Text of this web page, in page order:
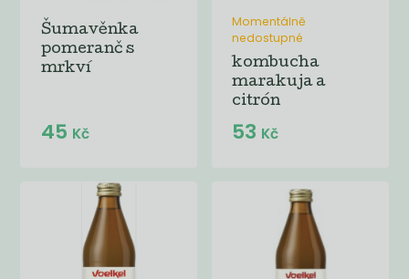
Šumavěnka
pomeranč s
mrkví
45 Kč
Momentálně
nedostupné
kombucha
marakuja a
citrón
53 Kč